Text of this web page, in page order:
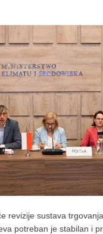
revizije sustava
potreban je stabilan i